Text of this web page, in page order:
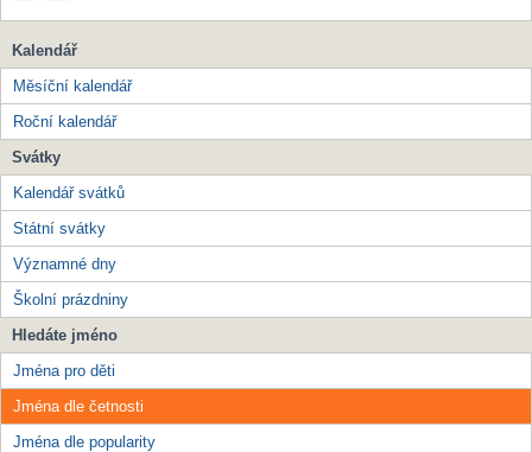
Kalendář
Měsíční kalendář
Roční kalendář
Svátky
Kalendář svátků
Státní svátky
Významné dny
Školní prázdniny
Hledáte jméno
Jména pro děti
Jména dle četnosti
Jména dle popularity